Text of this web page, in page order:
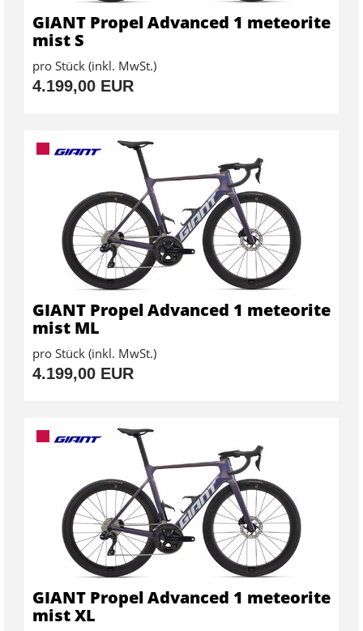
GIANT Propel Advanced 1 meteorite
mist S
pro Stück (inkl. MwSt.)
4.199,00 EUR
GIANT Propel Advanced 1 meteorite
mist ML
pro Stück (inkl. MwSt.)
4.199,00 EUR
GIANT Propel Advanced 1 meteorite
mist XL